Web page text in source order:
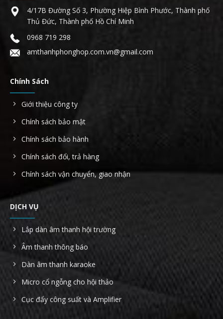
4/17B Đường Số 3, Phường Hiệp Bình Phước, Thành phố
Thủ Đức, Thành phố Hồ Chí Minh
0968 719 298
amthanhphonghop.com.vn@gmail.com
Chính Sách
Giới thiệu công ty
Chính sách bảo mật
Chính sách bảo hành
Chính sách đổi, trả hàng
Chính sách vận chuyển, giao nhận
DỊCH VỤ
Lắp dàn âm thanh hội trường
Âm thanh thông báo
Dàn âm thanh karaoke
Micro cổ ngỗng cho hội thảo
Cục đẩy công suất và Amplifier